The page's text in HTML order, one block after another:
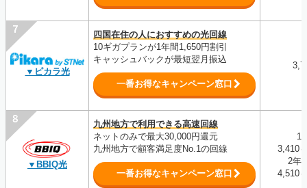
▼ピカラ光
四国在住の人におすすめの光回線
10ギガプランが1年間1,650円割引
キャッシュバックが最短翌月振込
一番お得なキャンペーン窓口
▼BBIQ光
九州地方で利用できる高速回線
ネットのみで最大30,000円還元
九州地方で顧客満足度No.1の回線
一番お得なキャンペーン窓口
1
3,410
2年
4,510